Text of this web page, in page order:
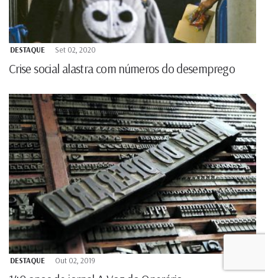
DESTAQUE Set 02, 2020
Crise social alastra com números do desemprego
DESTAQUE Out 02, 2019